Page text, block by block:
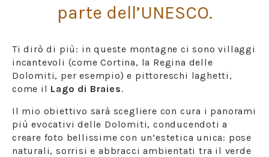
parte dell’UNESCO.
Ti dirò di più: in queste montagne ci sono villaggi
incantevoli (come Cortina, la Regina delle
Dolomiti, per esempio) e pittoreschi laghetti,
come il Lago di Braies.
Il mio obiettivo sarà scegliere con cura i panorami
più evocativi delle Dolomiti, conducendoti a
creare foto bellissime con un’estetica unica: pose
naturali, sorrisi e abbracci ambientati tra il verde